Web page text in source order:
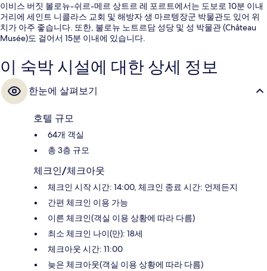
이비스 버짓 볼로뉴-쉬르-메르 상트르 레 포르트에서는 도보로 10분 이내
거리에 세인트 니콜라스 교회 및 해방자 생 마르텡장군 박물관도 있어 위
치가 아주 좋습니다. 또한, 불로뉴 노트르담 성당 및 성 박물관 (Château
Musée)도 걸어서 15분 이내에 있습니다.
이 숙박 시설에 대한 상세 정보
한눈에 살펴보기
호텔 규모
64개 객실
총 3층 규모
체크인/체크아웃
체크인 시작 시간: 14:00, 체크인 종료 시간: 언제든지
간편 체크인 이용 가능
이른 체크인(객실 이용 상황에 따라 다름)
최소 체크인 나이(만): 18세
체크아웃 시간: 11:00
늦은 체크아웃(객실 이용 상황에 따라 다름)